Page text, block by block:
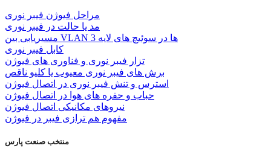
مراحل فیوژن فیبر نوری
مد یا حالت در فیبر نوری
مسیریابی بین VLAN ها در سوئیچ های لایه 3
کابل فیبر نوری
تزار فیبر نوری و فناوری های فیوژن
برش های فیبر نوری معیوب یا کلیو ناقص
استرس و تنش فیبر نوری در اتصال فیوژن
حباب و حفره‌ های هوا در اتصال فیوژن
نیروهای مکانیکی اتصال فیوژن
مفهوم هم ترازی فیبر در فیوژن
منتخب صنعت پارس